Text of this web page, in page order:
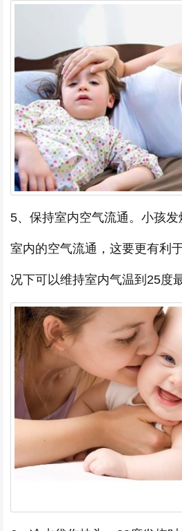
5、保持室内空气流通。小孩
室内的空气流通，这要更有利
况下可以维持室内气温到25度